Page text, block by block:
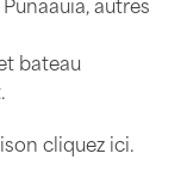
bateau
cliquez ici.